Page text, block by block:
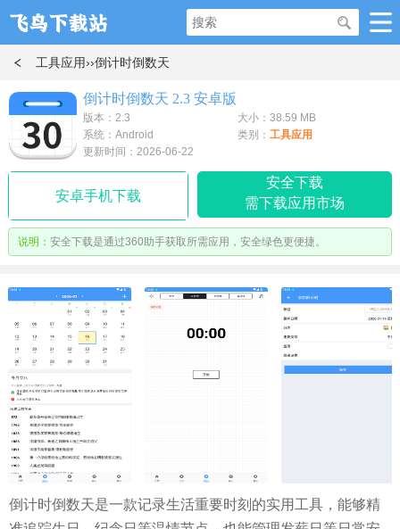
工具应用››倒计时倒数天
倒计时倒数天 2.3 安卓版
版本：2.3
大小：38.59 MB
系统：Android
类别： 工具应用
更新时间：2026-06-22
安卓手机下载
安全下载
需下载应用市场
说明： 安全下载是通过360助手获取所需应用，安全绿色更便捷。
倒计时倒数天是一款记录生活重要时刻的实用工具，能够精